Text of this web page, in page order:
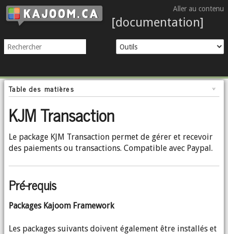
Aller au contenu
[documentation]
Table des matières
KJM Transaction
Le package KJM Transaction permet de gérer et recevoir
des paiements ou transactions. Compatible avec Paypal.
Pré-requis
Packages Kajoom Framework
Les packages suivants doivent également être installés et